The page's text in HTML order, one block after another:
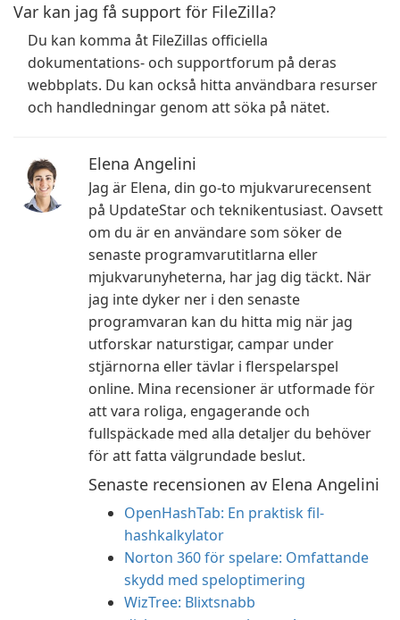
Var kan jag få support för FileZilla?
Du kan komma åt FileZillas officiella
dokumentations- och supportforum på deras
webbplats. Du kan också hitta användbara resurser
och handledningar genom att söka på nätet.
Elena Angelini
Jag är Elena, din go-to mjukvarurecensent
på UpdateStar och teknikentusiast. Oavsett
om du är en användare som söker de
senaste programvarutitlarna eller
mjukvarunyheterna, har jag dig täckt. När
jag inte dyker ner i den senaste
programvaran kan du hitta mig när jag
utforskar naturstigar, campar under
stjärnorna eller tävlar i flerspelarspel
online. Mina recensioner är utformade för
att vara roliga, engagerande och
fullspäckade med alla detaljer du behöver
för att fatta välgrundade beslut.
Senaste recensionen av Elena Angelini
OpenHashTab: En praktisk fil-
hashkalkylator
Norton 360 för spelare: Omfattande
skydd med speloptimering
WizTree: Blixtsnabb